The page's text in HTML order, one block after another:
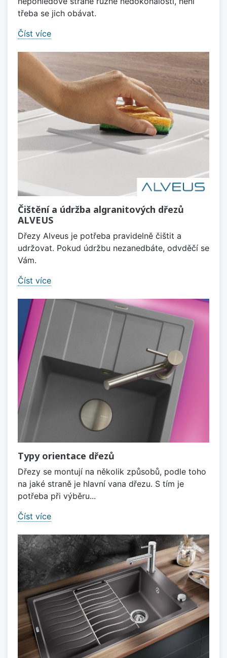
třeba se jich obávat.
Číst více
Čištění a údržba algranitových dřezů
ALVEUS
Dřezy Alveus je potřeba pravidelně čištit a
udržovat. Pokud údržbu nezanedbáte, odvděčí se
Vám.
Číst více
Typy orientace dřezů
Dřezy se montují na několik způsobů, podle toho
na jaké straně je hlavní vana dřezu. S tím je
potřeba při výběru...
Číst více